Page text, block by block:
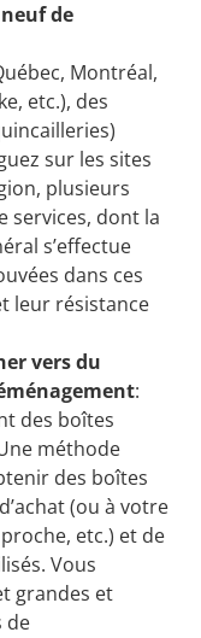
de
Montréal,
etc.), des
sur les sites
plusieurs
services, dont la
s’effectue
dans ces
leur résistance
vers du
:
des boîtes
méthode
des boîtes
(ou à votre
etc.) et de
Vous
grandes et
de